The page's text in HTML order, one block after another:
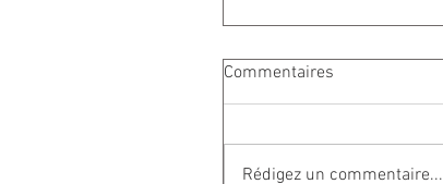
Commentaires
Rédigez un commentaire...